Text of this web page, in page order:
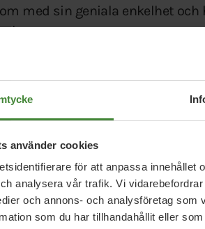
använder cookies
för att anpassa innehållet
analysera vår trafik. Vi
och annons- och analysföretag
som du har tillhandahållit eller
med sin geniala enkelhet
hus.
en råvara som är väldigt
enkelt att bygga med så
med god issolerförmåga.
med mycket god